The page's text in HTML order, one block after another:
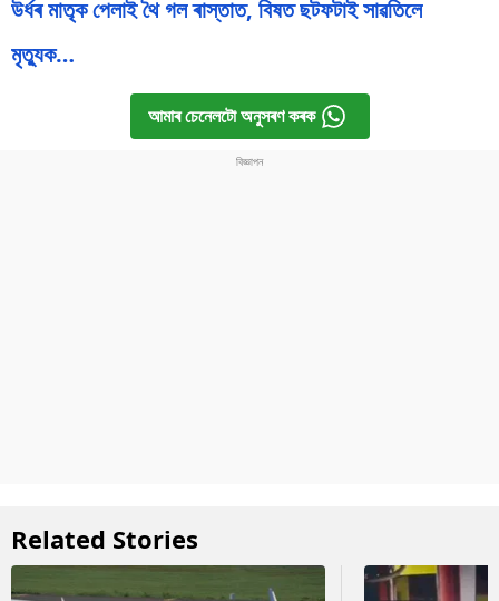
উৰ্ধৰ মাতৃক পেলাই থৈ গল ৰাস্তাত, বিষত ছটফটাই সাৱতিলে
মৃত্যুক…
আমাৰ চেনেলটো অনুসৰণ কৰক
Related Stories